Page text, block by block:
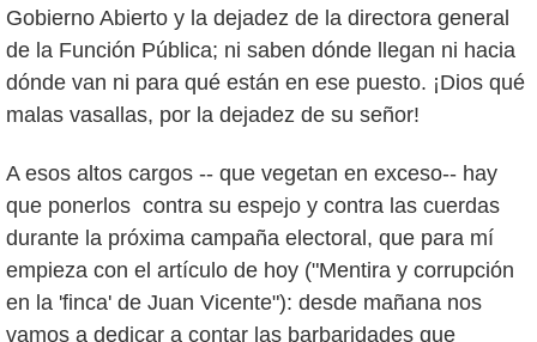
Gobierno Abierto y la dejadez de la directora general
de la Función Pública; ni saben dónde llegan ni hacia
dónde van ni para qué están en ese puesto. ¡Dios qué
malas vasallas, por la dejadez de su señor!
A esos altos cargos -- que vegetan en exceso-- hay
que ponerlos contra su espejo y contra las cuerdas
durante la próxima campaña electoral, que para mí
empieza con el artículo de hoy ("Mentira y corrupción
en la 'finca' de Juan Vicente"): desde mañana nos
vamos a dedicar a contar las barbaridades que